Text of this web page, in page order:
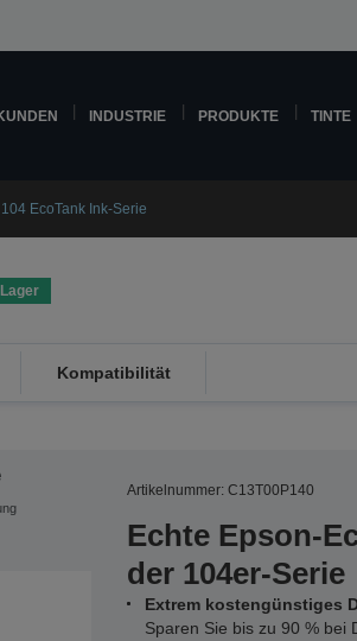
INDUSTRIE PRODUKTE TINTE
104 EcoTank Ink-Serie
Kompatibilität
Artikelnummer: C13T00P140
Echte Epson-
der 104er-Serie
Extrem kostengünstiges
Sparen Sie bis zu 90 % bei